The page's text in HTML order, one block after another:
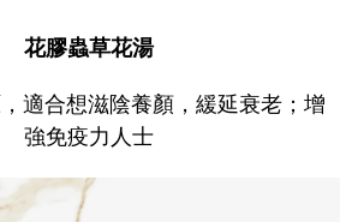
花膠蟲草花湯
適合想滋陰養顏，緩延衰老；增
強免疫力人士